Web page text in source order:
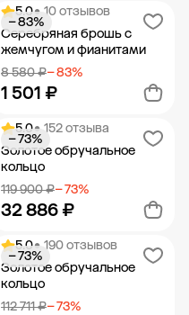
Добавить в корзину
5.0• 10 отзывов
Серебряная брошь с
жемчугом и фианитами
8 580 ₽− 83%
1 501 ₽
− 83%
Добавить в корзину
5.0• 152 отзыва
Золотое обручальное
кольцо
119 900 ₽− 73%
32 886 ₽
− 73%
Добавить в корзину
5.0• 190 отзывов
Золотое обручальное
кольцо
112 711 ₽− 73%
− 73%